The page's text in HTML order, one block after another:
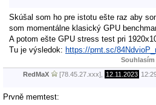
Skúšal som ho pre istotu ešte raz aby
som momentálne klasický GPU
A potom ešte GPU stress test pri
Tu je výsledok: https://prnt.sc/
Souhlasím
RedMaX [78.45.27.xxx], 12.11.2023
Prvně memtest: